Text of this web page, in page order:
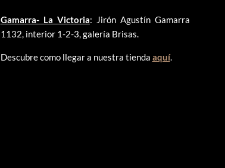
Gamarra- La Victoria: Jirón Agustín Gamarra
1132, interior 1-2-3, galería Brisas.
Descubre como llegar a nuestra tienda aquí.